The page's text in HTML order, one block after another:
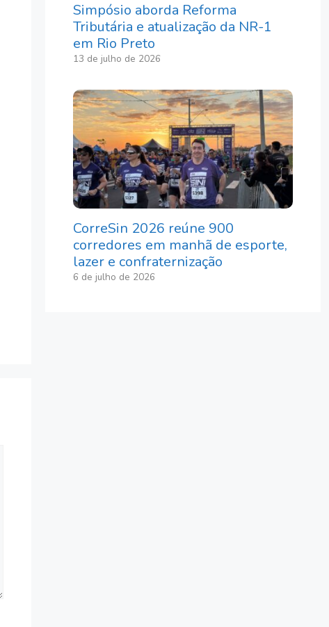
Simpósio aborda Reforma
Tributária e atualização da NR-1
em Rio Preto
13 de julho de 2026
CorreSin 2026 reúne 900
corredores em manhã de esporte,
lazer e confraternização
6 de julho de 2026